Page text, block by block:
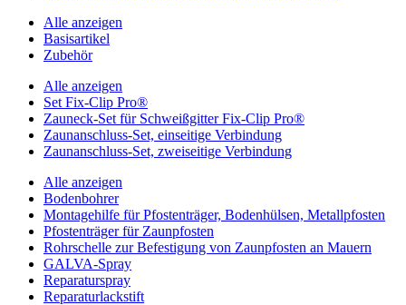
Alle anzeigen
Basisartikel
Zubehör
Alle anzeigen
Set Fix-Clip Pro®
Zauneck-Set für Schweißgitter Fix-Clip Pro®
Zaunanschluss-Set, einseitige Verbindung
Zaunanschluss-Set, zweiseitige Verbindung
Alle anzeigen
Bodenbohrer
Montagehilfe für Pfostenträger, Bodenhülsen, Metallpfosten
Pfostenträger für Zaunpfosten
Rohrschelle zur Befestigung von Zaunpfosten an Mauern
GALVA-Spray
Reparaturspray
Reparaturlackstift